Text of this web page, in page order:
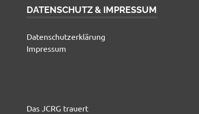
DATENSCHUTZ & IMPRESSUM
Datenschutzerklärung
Impressum
Das JCRG trauert